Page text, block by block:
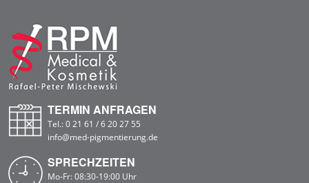
TERMIN ANFRAGEN
Tel.:0 21 61 / 6 20 27 55
info@med-pigmentierung.de
SPRECHZEITEN
Mo-Fr: 08:30-19:00 Uhr